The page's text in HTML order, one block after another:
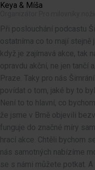
Keya & Míša
Při poslouchání podcastu
ostatníma co to mají stejně
když je zajímavá akce, tak
opravdu akční, ne jen tančí
Praze. Taky pro nás
povídat o tom, jaké by to
Není to to hlavní, co
že jsme v Brně objevili
funguje do značné míry
hrací akce. Chtěli bychom
nás samotných nabízíme
se s námi můžete potkat.